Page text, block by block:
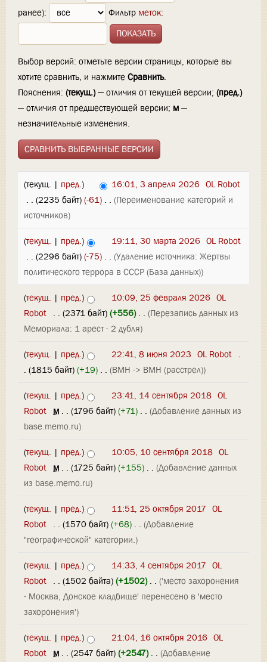
ранее):
Фильтр меток:
Выбор версий: отметьте версии страницы, которые вы
хотите сравнить, и нажмите Сравнить.
Пояснения: (текущ.)— отличия от текущей версии; (пред.)
— отличия от предшествующей версии; м —
незначительные изменения.
(текущ. | пред.) 16:01, 3 апреля 2026 OL Robot
. . (2235 байт) (-61) . . (Переименование категорий и
источников)
(текущ. | пред.) 19:11, 30 марта 2026 OL Robot
. . (2296 байт) (-75) . . (Удаление источника: Жертвы
политического террора в СССР (База данных))
(текущ. | пред.) 10:09, 25 февраля 2026 OL
Robot . . (2371 байт) (+556)‎ . . (Перезапись данных из
Мемориала: 1 арест - 2 дубля)
(текущ. | пред.) 22:41, 8 июня 2023 OL Robot .
. (1815 байт) (+19) . . (ВМН -> ВМН (расстрел))
(текущ. | пред.) 23:41, 14 сентября 2018 OL
Robot ‎м . . (1796 байт) (+71) . . (Добавление данных из
base.memo.ru)
(текущ. | пред.) 10:05, 10 сентября 2018 OL
Robot ‎м . . (1725 байт) (+155) . . (Добавление данных
из base.memo.ru)
(текущ. | пред.) 11:51, 25 октября 2017 OL
Robot . . (1570 байт) (+68) . . (Добавление
"географической" категории.)
(текущ. | пред.) 14:33, 4 сентября 2017 OL
Robot . . (1502 байта) (+1502)‎ . . ('место захоронения
- Москва, Донское кладбище' перенесено в 'место
захоронения')
(текущ. | пред.) 21:04, 16 октября 2016 OL
Robot ‎м . . (2547 байт) (+2547)‎ . . (Добавление